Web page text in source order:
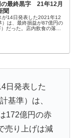
の最終黒字 21年12月
聞
が14日発表した2021年12
）は、最終損益が87億円の
だった。店内飲食の落ち
日発表した
基準）は、
172億円の赤
売り上げは減